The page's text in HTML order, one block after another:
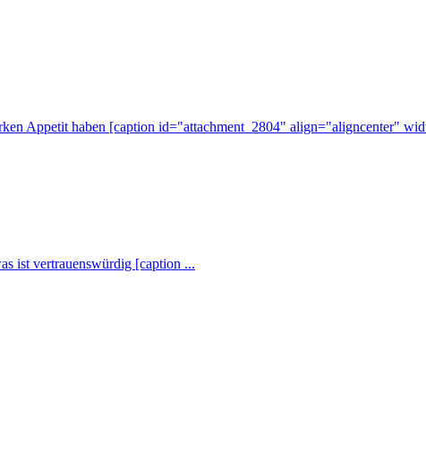
Appetit haben [caption id="attachment_2804" align="aligncenter"
ist vertrauenswürdig [caption ...